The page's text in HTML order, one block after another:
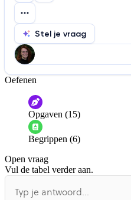
Stel je vraag
Help ons de video te verbeteren
De audio is slecht
Informatie is onjuist
De docent is te langdradig
De uitleg gaat te langzaam
Oefenen
Opgaven (15)
Begrippen (6)
Open vraag
Vul de tabel verder aan.